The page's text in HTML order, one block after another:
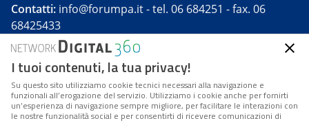
Contatti: info@forumpa.it- tel. 06 684251 - fax. 06
68425433
Forumpa.itè una pubblicazione telematica iscritta
presso Registro della stampa del Tribunale di Roma -
Reg. n. 182 del 2 maggio 2008 - Direttore resp. Michela
Stentella
I tuoi contenuti, la tua privacy!
Su questo sito utilizziamo cookie tecnici necessari alla navigazione e
funzionali all’erogazione del servizio. Utilizziamo i cookie anche per fornirti
un’esperienza di navigazione sempre migliore, per facilitare le interazioni con
le nostre funzionalità social e per consentirti di ricevere comunicazioni di